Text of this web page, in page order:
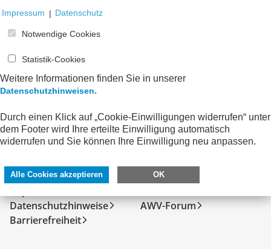
SERVICE
Kontakt
Datenschutzhinweise
Barrierefreiheit
DIREKT ZU
FeRD
AWV-Forum
Impressum | Datenschutz
Notwendige Cookies
Statistik-Cookies
Weitere Informationen finden Sie in unserer
Datenschutzhinweisen.
Durch einen Klick auf „Cookie-Einwilligungen widerrufen“ unter
dem Footer wird Ihre erteilte Einwilligung automatisch
widerrufen und Sie können Ihre Einwilligung neu anpassen.
Alle Cookies akzeptieren OK